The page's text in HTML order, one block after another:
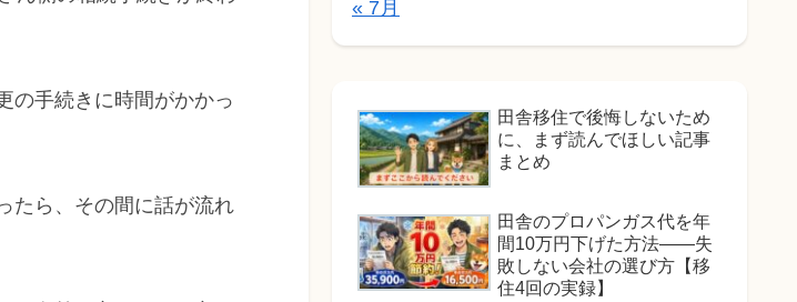
の手続きに時間がかかっ
たら、その間に話が流れ
« 7月
田舎移住で後悔しないため
に、まず読んでほしい記事
まとめ
田舎のプロパンガス代を年
間10万円下げた方法——失
敗しない会社の選び方【移
住4回の実録】